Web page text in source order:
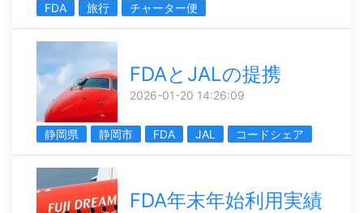
FDA
旅行 チャーター便
FDAとJALの提携
2026-01-20 14:26:09
静岡県 静岡市 FDA JAL コードシェア
FDA年末年始利用実績